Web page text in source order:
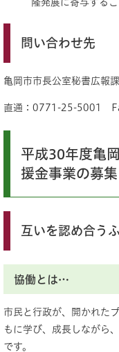
隆発展に寄与するこ
問い合わせ先
亀岡市市長公室秘書広報課
直通：0771-25-5001
平成30年度亀
援金事業の募
互いを認め合う
協働とは…
市民と行政が、開かれた
もに学び、成長しながら
です。